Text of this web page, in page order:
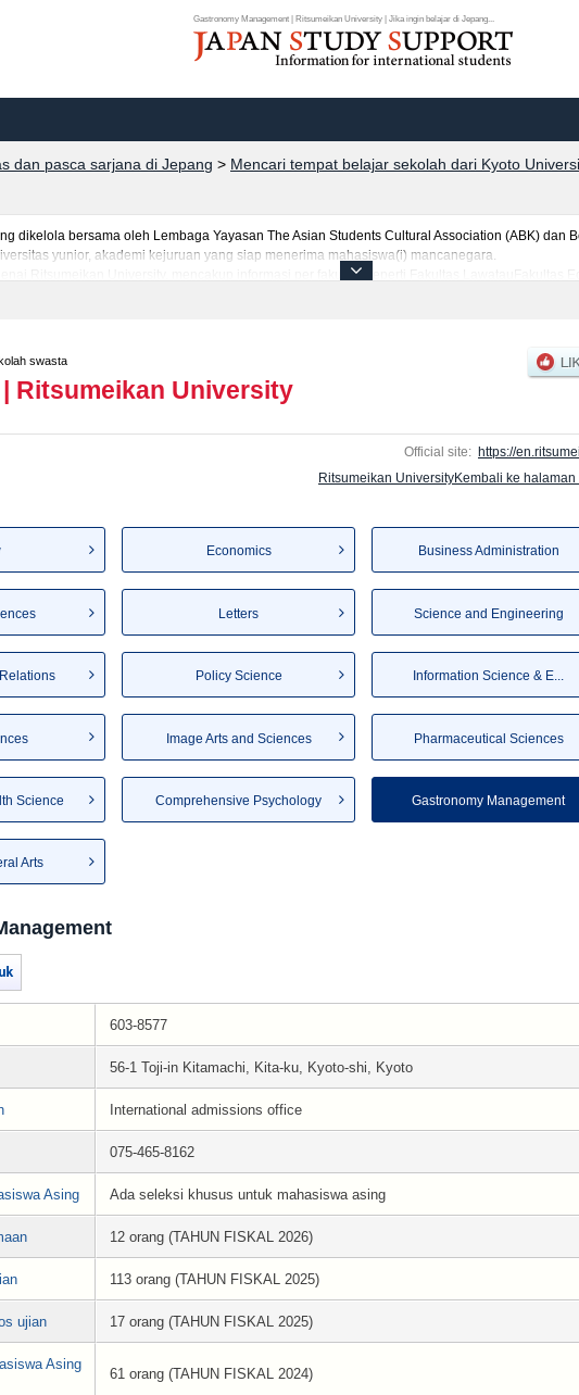
Gastronomy Management | Ritsumeikan University | Jika ingin belajar di Jepang...
dan pasca sarjana di Jepang > Mencari tempat belajar sekolah dari Kyoto
dikelola bersama oleh Lembaga Yayasan The Asian Students Cultural Association (ABK) dan
yunior, akademi kejuruan yang siap menerima mahasiswa(i) mancanegara.
Ritsumeikan University, mencakup informasi per fakultas seperti Fakultas LawatauFakultas
Comprehensive PsychologyatauFakultas Gastronomy ManagementatauFakultas Global
kuota untuk jumlah pendaftar dan jumlah kelulusan ujian masuk mahasiswa(i)
Silakan memanfaatkannya.
swasta
| Ritsumeikan University
Official site: https://
Ritsumeikan UniversityKembali ke halaman
Economics Business Administration
Letters Science and Engineering
Policy Science Information Science & E...
Image Arts and Sciences Pharmaceutical Sciences
Science Comprehensive Psychology Gastronomy Management
Arts
603-8577
56-1 Toji-in Kitamachi, Kita-ku, Kyoto-shi, Kyoto
International admissions office
075-465-8162
Asing Ada seleksi khusus untuk mahasiswa asing
12 orang (TAHUN FISKAL 2026)
113 orang (TAHUN FISKAL 2025)
ujian 17 orang (TAHUN FISKAL 2025)
Asing
61 orang (TAHUN FISKAL 2024)